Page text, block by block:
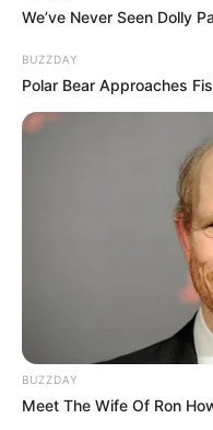
We’ve Never Seen Dolly
BUZZDAY
Polar Bear Approaches
BUZZDAY
Meet The Wife Of Ron